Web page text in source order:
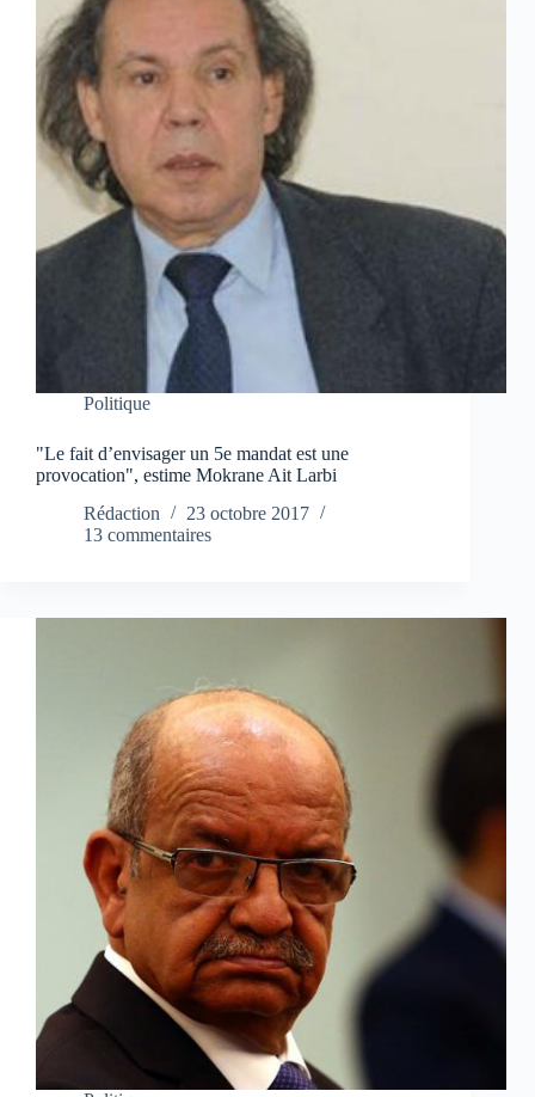
Politique
"Le fait d’envisager un 5e mandat est une
provocation", estime Mokrane Ait Larbi
Rédaction
23 octobre 2017
13 commentaires